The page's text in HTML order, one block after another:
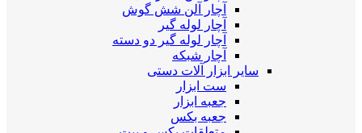
آچار آلن شش گوش
آچار لوله گیر
آچار لوله گیر دو دسته
آچار شبکه
سایر ابزار آلات دستی
ست ابزار
جعبه ابزار
جعبه بکس